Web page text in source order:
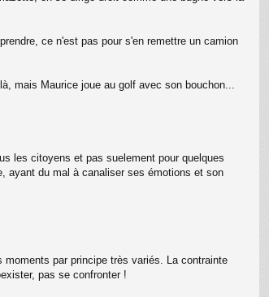
ce n'est pas pour s'en remettre un camion
mais Maurice joue au golf avec son bouchon...
les citoyens et pas suelement pour quelques
ayant du mal à canaliser ses émotions et son
par principe très variés. La contrainte
pas se confronter !